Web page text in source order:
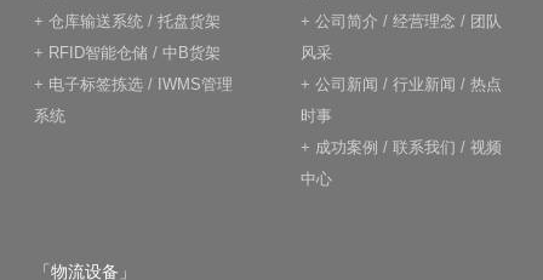
+ 仓库输送系统 / 托盘货架
+ RFID智能仓储 / 中B货架
+ 电子标签拣选 / IWMS管理
系统
+ 公司简介 / 经营理念 / 团队
风采
+ 公司新闻 / 行业新闻 / 热点
时事
+ 成功案例 / 联系我们 / 视频
中心
「物流设备」